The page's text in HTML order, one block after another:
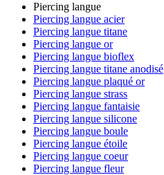
Piercing langue
Piercing langue acier
Piercing langue titane
Piercing langue or
Piercing langue bioflex
Piercing langue titane anodisé
Piercing langue plaqué or
Piercing langue strass
Piercing langue fantaisie
Piercing langue silicone
Piercing langue boule
Piercing langue étoile
Piercing langue coeur
Piercing langue fleur